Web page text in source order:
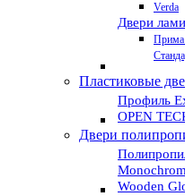
Verda
Двери
Прима
Пластиковые
Профиль
OPEN
Двери
Wooden